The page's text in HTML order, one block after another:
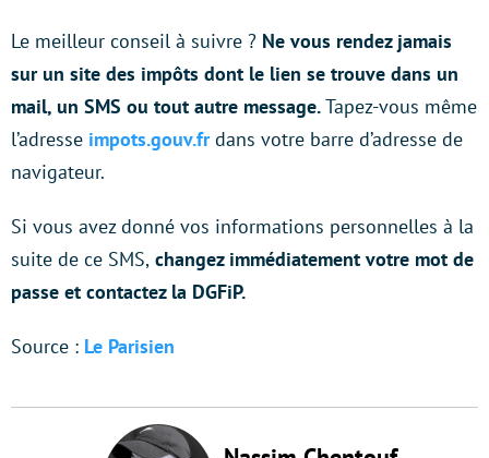
Le meilleur conseil à suivre ? Ne vous rendez jamais
sur un site des impôts dont le lien se trouve dans un
mail, un SMS ou tout autre message.Tapez-vous même
l’adresse impots.gouv.frdans votre barre d’adresse de
navigateur.
Si vous avez donné vos informations personnelles à la
suite de ce SMS, changez immédiatement votre mot de
passe et contactez la DGFiP.
Source : Le Parisien